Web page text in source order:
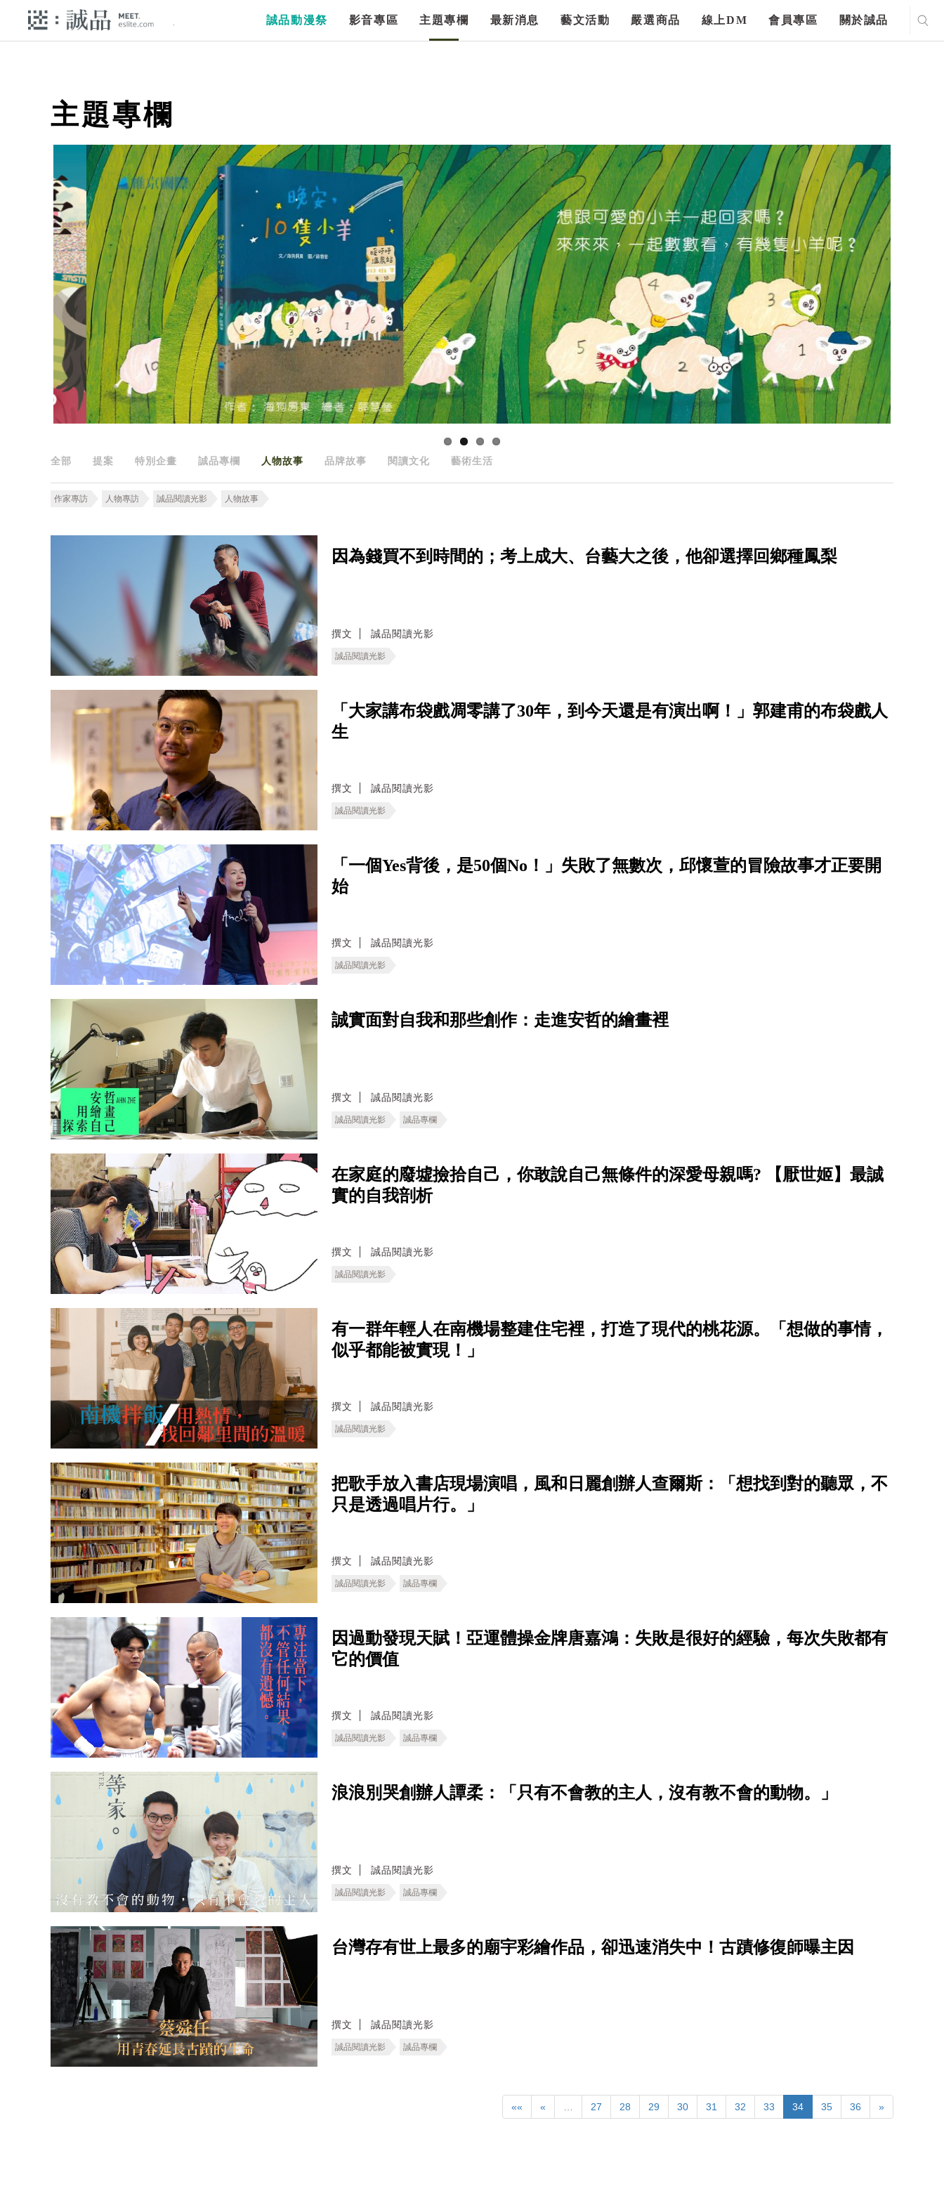
誠品動漫祭 影音專區 主題專欄 最新消息 藝文活動 嚴選商品 線上DM 會員專區 關於誠品
主題專欄
全部 提案 特別企畫 誠品專欄 人物故事 品牌故事 閱讀文化 藝術生活
作家專訪 人物專訪 誠品閱讀光影 人物故事
因為錢買不到時間的；考上成大、台藝大之後，他卻選擇回鄉種鳳梨
撰文 誠品閱讀光影
誠品閱讀光影
「大家講布袋戲凋零講了30年，到今天還是有演出啊！」郭建甫的布袋戲人
生
撰文 誠品閱讀光影
誠品閱讀光影
「一個Yes背後，是50個No！」失敗了無數次，邱懷萱的冒險故事才正要開
始
撰文 誠品閱讀光影
誠品閱讀光影
誠實面對自我和那些創作：走進安哲的繪畫裡
撰文 誠品閱讀光影
誠品閱讀光影 誠品專欄
在家庭的廢墟撿拾自己，你敢說自己無條件的深愛母親嗎? 【厭世姬】最誠
實的自我剖析
撰文 誠品閱讀光影
誠品閱讀光影
有一群年輕人在南機場整建住宅裡，打造了現代的桃花源。「想做的事情，
似乎都能被實現！」
撰文 誠品閱讀光影
誠品閱讀光影
把歌手放入書店現場演唱，風和日麗創辦人查爾斯：「想找到對的聽眾，不
只是透過唱片行。」
撰文 誠品閱讀光影
誠品閱讀光影 誠品專欄
因過動發現天賦！亞運體操金牌唐嘉鴻：失敗是很好的經驗，每次失敗都有
它的價值
撰文 誠品閱讀光影
誠品閱讀光影 誠品專欄
浪浪別哭創辦人譚柔：「只有不會教的主人，沒有教不會的動物。」
撰文 誠品閱讀光影
誠品閱讀光影 誠品專欄
台灣存有世上最多的廟宇彩繪作品，卻迅速消失中！古蹟修復師曝主因
撰文 誠品閱讀光影
誠品閱讀光影 誠品專欄
«« « … 27 28 29 30 31 32 33 34 35 36 »